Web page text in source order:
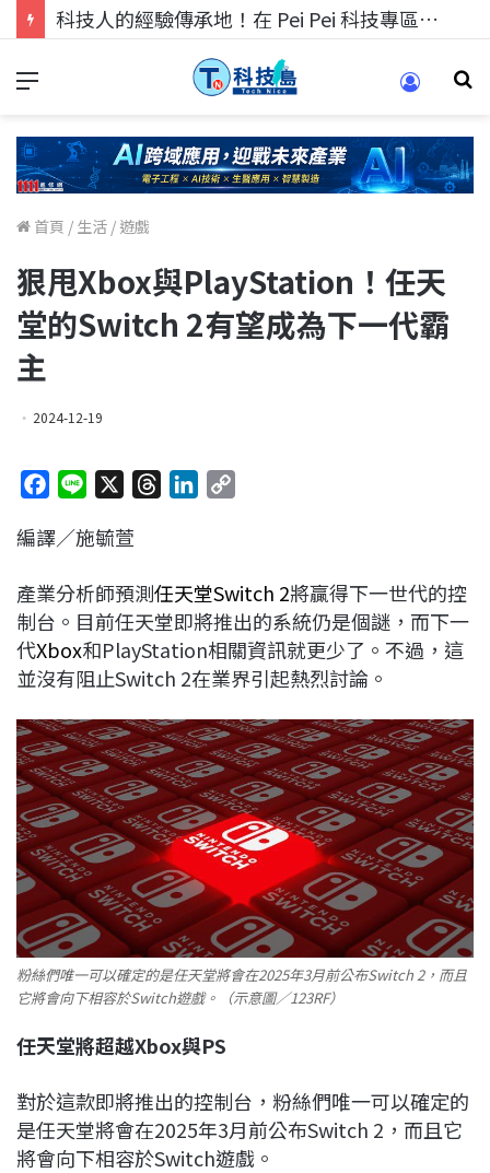
科技人的經驗傳承地！在 Pei Pei 科技專區，與學弟妹交流最硬核的技術
首頁 / 生活 / 遊戲
狠甩Xbox與PlayStation！任天
堂的Switch 2有望成為下一代霸
主
2024-12-19
c
b
o
o
k
n
a
d
s
e
d
I
n
L
i
n
k
編譯／施毓萱
產業分析師預測任天堂Switch 2將贏得下一世代的控
制台。目前任天堂即將推出的系統仍是個謎，而下一
代Xbox和PlayStation相關資訊就更少了。不過，這
並沒有阻止Switch 2在業界引起熱烈討論。
粉絲們唯一可以確定的是任天堂將會在2025年3月前公布Switch 2，而且
它將會向下相容於Switch遊戲。（示意圖／123RF）
任天堂將超越Xbox與PS
對於這款即將推出的控制台，粉絲們唯一可以確定的
是任天堂將會在2025年3月前公布Switch 2，而且它
將會向下相容於Switch遊戲。